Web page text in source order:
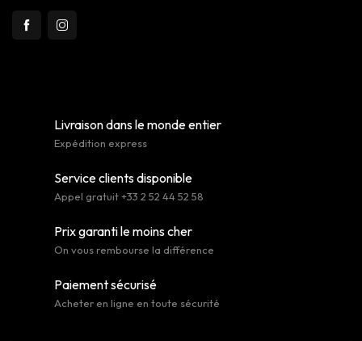
Livraison dans le monde entier
Expédition express
Service clients disponible
Appel gratuit +33 2 52 44 52 58
Prix garanti le moins cher
On vous rembourse la différence
Paiement sécurisé
Acheter en ligne en toute sécurité